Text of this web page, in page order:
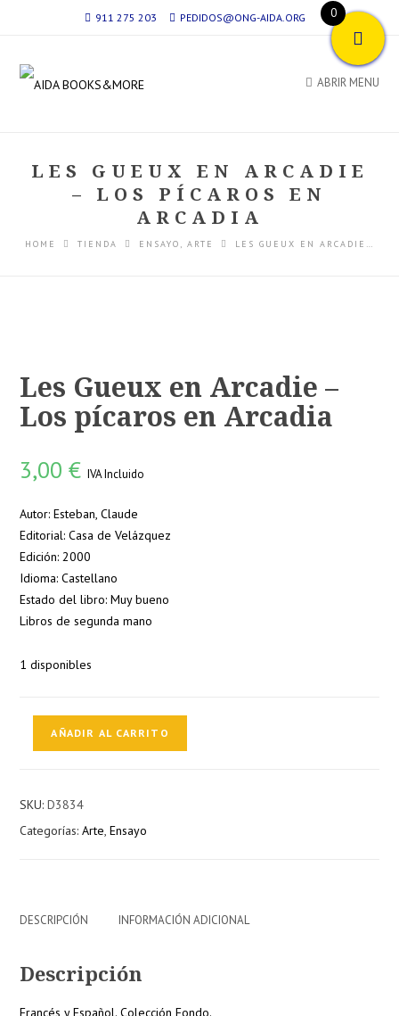
911 275 203 PEDIDOS@ONG-AIDA.ORG
ABRIR MENU
LES GUEUX EN ARCADIE
– LOS PÍCAROS EN
ARCADIA
HOME TIENDA ENSAYO ARTE LES GUEUX EN ARCADIE…
Les Gueux en Arcadie –
Los pícaros en Arcadia
3,00€ IVA Incluido
Autor: Esteban, Claude
Editorial: Casa de Velázquez
Edición: 2000
Idioma: Castellano
Estado del libro: Muy bueno
Libros de segunda mano
1 disponibles
-
Los
cantidad
AÑADIR AL CARRITO
SKU:D3834
Categorías:Arte,Ensayo
DESCRIPCIÓN INFORMACIÓN ADICIONAL
Descripción
Francés y Español. Colección Fondo.
0